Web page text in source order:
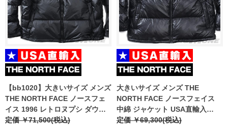
【bb1020】大きいサイズ メンズ
THE NORTH FACE ノースフェ
イス 1996 レトロヌプシ ダウン
ジャケット 1996 RETRO
定価 ￥71,500(税込)
大きいサイズ メンズ THE
NORTH FACE ノースフェイス
中綿 ジャケット USA直輸入
nj3nr50a
定価 ￥69,300(税込)